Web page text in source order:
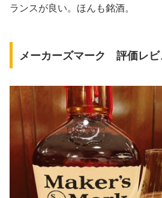
ランスが良い。ほんも銘酒。
メーカーズマーク 評価レビ